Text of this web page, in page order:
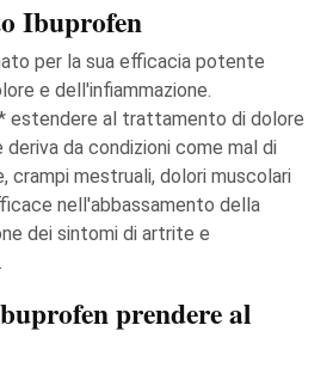
Ibuprofen
per la sua efficacia potente
e dell'infiammazione.
estendere al trattamento di dolore
da condizioni come mal di
crampi mestruali, dolori muscolari
nell'abbassamento della
dei sintomi di artrite e
prendere al